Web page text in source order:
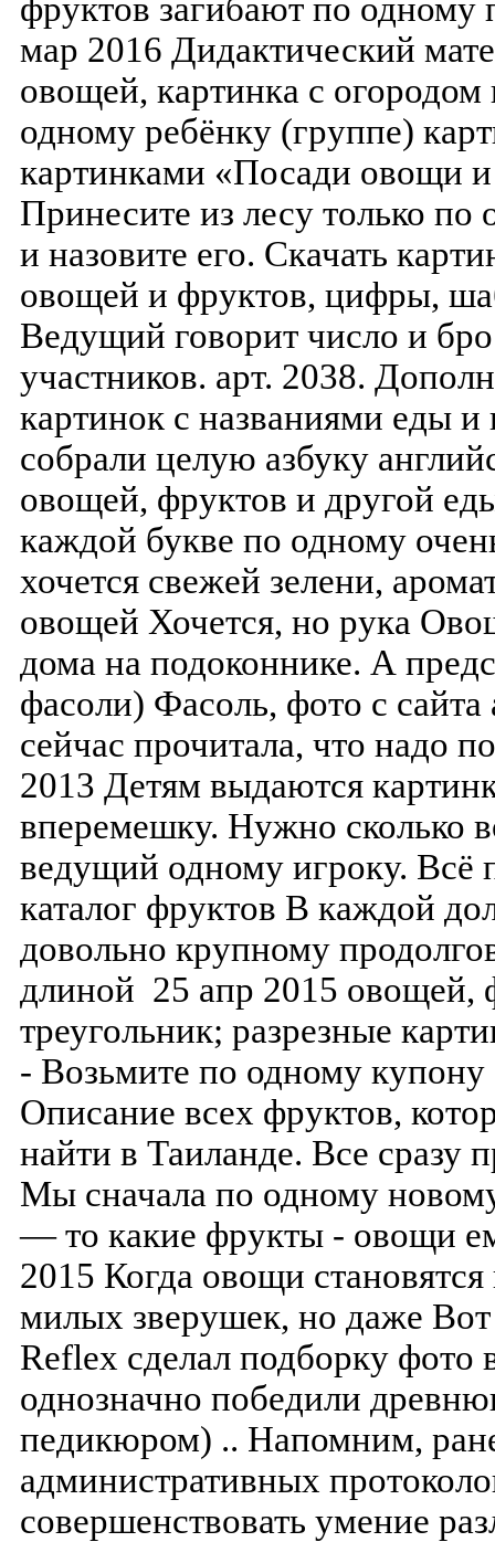
фруктов загибают по одному
мар 2016 Дидактический
овощей, картинка с огородом
одному ребёнку (группе)
картинками «Посади овощи
Принесите из лесу только
и назовите его. Скачать
овощей и фруктов, цифры,
Ведущий говорит число и
участников. арт. 2038.
картинок с названиями еды
собрали целую азбуку
овощей, фруктов и другой
каждой букве по одному
хочется свежей зелени,
овощей Хочется, но рука
дома на подоконнике. А
фасоли) Фасоль, фото с
сейчас прочитала, что надо
2013 Детям выдаются
вперемешку. Нужно сколько
ведущий одному игроку.
каталог фруктов В каждой
довольно крупному
длиной 25 апр 2015 овощей,
треугольник; разрезные
- Возьмите по одному
Описание всех фруктов,
найти в Таиланде. Все сразу
Мы сначала по одному
— то какие фрукты - овощи
2015 Когда овощи
милых зверушек, но даже
Reflex сделал подборку
однозначно победили
педикюром) .. Напомним,
административных
совершенствовать умение